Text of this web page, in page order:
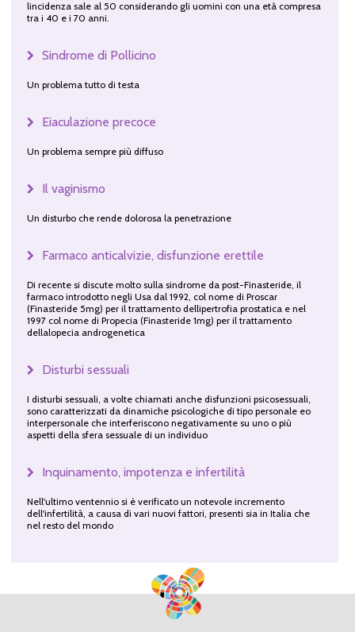
lincidenza sale al 50 considerando gli uomini con una età compresa
tra i 40 e i 70 anni.
Sindrome di Pollicino
Un problema tutto di testa
Eiaculazione precoce
Un problema sempre più diffuso
Il vaginismo
Un disturbo che rende dolorosa la penetrazione
Farmaco anticalvizie, disfunzione erettile
Di recente si discute molto sulla sindrome da post-Finasteride, il
farmaco introdotto negli Usa dal 1992, col nome di Proscar
(Finasteride 5mg) per il trattamento dellipertrofia prostatica e nel
1997 col nome di Propecia (Finasteride 1mg) per il trattamento
dellalopecia androgenetica
Disturbi sessuali
I disturbi sessuali, a volte chiamati anche disfunzioni psicosessuali,
sono caratterizzati da dinamiche psicologiche di tipo personale eo
interpersonale che interferiscono negativamente su uno o più
aspetti della sfera sessuale di un individuo
Inquinamento, impotenza e infertilità
Nell'ultimo ventennio si è verificato un notevole incremento
dell'infertilità, a causa di vari nuovi fattori, presenti sia in Italia che
nel resto del mondo